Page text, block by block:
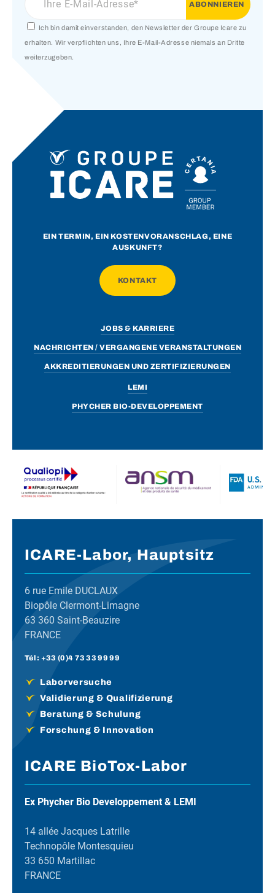
Ich bin damit einverstanden, den Newsletter der Groupe Icare zu
erhalten. Wir verpflichten uns, Ihre E-Mail-Adresse niemals an Dritte
weiterzugeben.
EIN TERMIN, EIN KOSTENVORANSCHLAG, EINE
AUSKUNFT?
KONTAKT
JOBS & KARRIERE
NACHRICHTEN / VERGANGENE VERANSTALTUNGEN
AKKREDITIERUNGEN UND ZERTIFIZIERUNGEN
LEMI
PHYCHER BIO-DEVELOPPEMENT
ICARE-Labor, Hauptsitz
6 rue Emile DUCLAUX
Biopôle Clermont-Limagne
63 360 Saint-Beauzire
FRANCE
Tél : +33 (0)4 73 33 99 99
Laborversuche
Validierung & Qualifizierung
Beratung & Schulung
Forschung & Innovation
ICARE BioTox-Labor
Ex Phycher Bio Developpement & LEMI
14 allée Jacques Latrille
Technopôle Montesquieu
33 650 Martillac
FRANCE